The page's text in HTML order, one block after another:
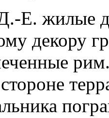
Е. жилые
декору